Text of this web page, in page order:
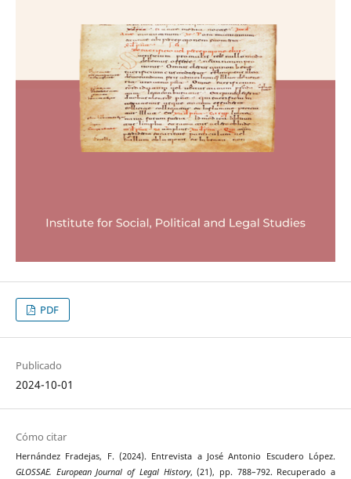
PDF
Publicado
2024-10-01
Cómo citar
Hernández Fradejas, F. (2024). Entrevista a José Antonio Escudero López.
GLOSSAE. European Journal of Legal History, (21), pp. 788–792. Recuperado a